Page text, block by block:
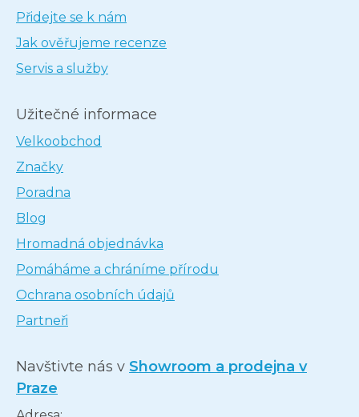
Přidejte se k nám
Jak ověřujeme recenze
Servis a služby
Užitečné informace
Velkoobchod
Značky
Poradna
Blog
Hromadná objednávka
Pomáháme a chráníme přírodu
Ochrana osobních údajů
Partneři
Navštivte nás v Showroom a prodejna v
Praze